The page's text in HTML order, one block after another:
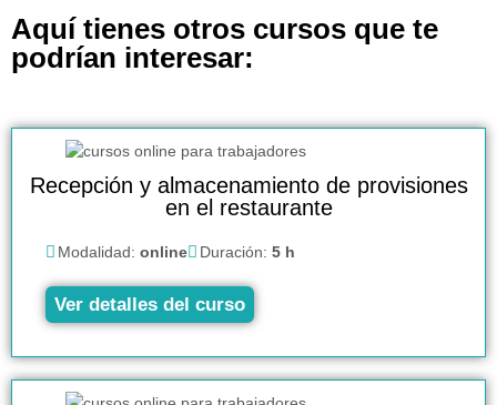
Aquí tienes otros cursos que te
podrían interesar:
Recepción y almacenamiento de provisiones
en el restaurante
Modalidad: online Duración: 5 h
Ver detalles del curso